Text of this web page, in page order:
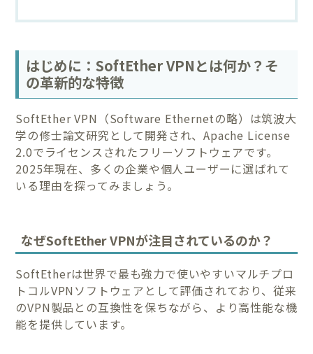
はじめに：SoftEther VPNとは何か？そ
の革新的な特徴
SoftEther VPN（Software Ethernetの略）は筑波大
学の修士論文研究として開発され、Apache License
2.0でライセンスされたフリーソフトウェアです。
2025年現在、多くの企業や個人ユーザーに選ばれて
いる理由を探ってみましょう。
なぜSoftEther VPNが注目されているのか？
SoftEtherは世界で最も強力で使いやすいマルチプロ
トコルVPNソフトウェアとして評価されており、従来
のVPN製品との互換性を保ちながら、より高性能な機
能を提供しています。